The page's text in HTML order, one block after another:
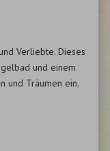
Verliebte. Dieses
und einem
und Träumen ein.